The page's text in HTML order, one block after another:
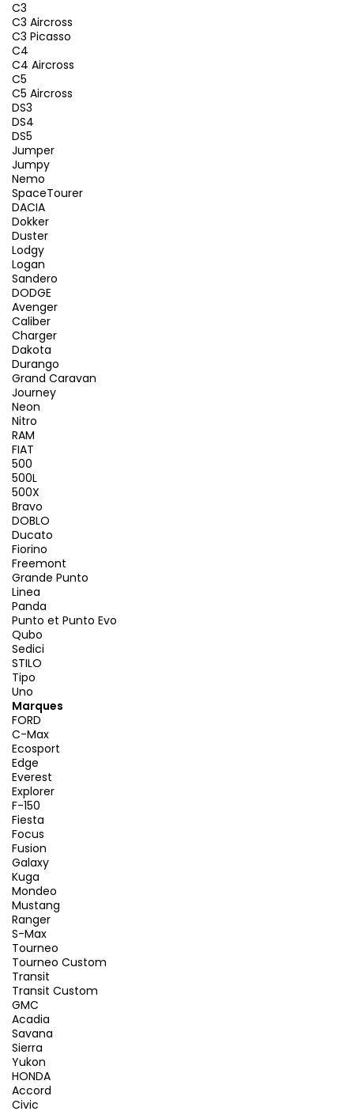
C3
C3 Aircross
C3 Picasso
C4
C4 Aircross
C5
C5 Aircross
DS3
DS4
DS5
Jumper
Jumpy
Nemo
SpaceTourer
DACIA
Dokker
Duster
Lodgy
Logan
Sandero
DODGE
Avenger
Caliber
Charger
Dakota
Durango
Grand Caravan
Journey
Neon
Nitro
RAM
FIAT
500
500L
500X
Bravo
DOBLO
Ducato
Fiorino
Freemont
Grande Punto
Linea
Panda
Punto et Punto Evo
Qubo
Sedici
STILO
Tipo
Uno
Marques
FORD
C-Max
Ecosport
Edge
Everest
Explorer
F-150
Fiesta
Focus
Fusion
Galaxy
Kuga
Mondeo
Mustang
Ranger
S-Max
Tourneo
Tourneo Custom
Transit
Transit Custom
GMC
Acadia
Savana
Sierra
Yukon
HONDA
Accord
Civic